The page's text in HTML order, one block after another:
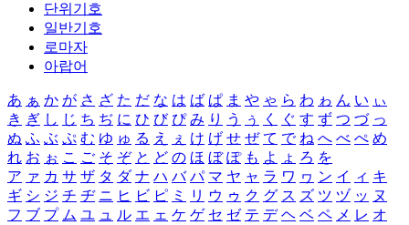
단위기호
일반기호
로마자
아랍어
あ ぁ か が さ ざ た だ な は ば ぱ ま や ゃ ら わ ゎ ん い ぃ
き ぎ し じ ち ぢ に ひ び ぴ み り う ぅ く ぐ す ず つ づ っ
ぬ ふ ぶ ぷ む ゆ ゅ る え ぇ け げ せ ぜ て で ね へ べ ぺ め
れ お ぉ こ ご そ ぞ と ど の ほ ぼ ぽ も よ ょ ろ を
ア ァ カ サ ザ タ ダ ナ ハ バ パ マ ヤ ャ ラ ワ ヮ ン イ ィ キ
ギ シ ジ チ ヂ ニ ヒ ビ ピ ミ リ ウ ゥ ク グ ス ズ ツ ヅ ッ ヌ
フ ブ プ ム ユ ュ ル エ ェ ケ ゲ セ ゼ テ デ ヘ ベ ペ メ レ オ